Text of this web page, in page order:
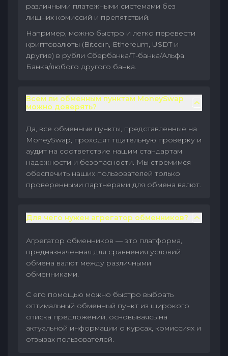
различными платежными системами без
лишних комиссий и препятствий.
Например, можно быстро и легко перевести
криптовалюты (Bitcoin, Ethereum, USDT и
другие) в рубли Сбербанка/Т-банка/Альфа
Банка/любого другого банка.
Всем ли обменным пунктам MoneySwap
можно доверять?
Да, все обменные пункты, представленные на
MoneySwap, проходят тщательную проверку и
аудит на соответствие нашим стандартам
надежности и безопасности. Мы стремимся
обеспечить наших пользователей только
проверенными партнерами для обмена валют.
Для чего нужен агрегатор обменников?
Агрегатор обменников — это платформа,
предназначенная для сравнения условий
обмена валют между различными
обменниками.
С его помощью можно быстро выбрать
оптимальный обменный пункт из широкого
списка предложений, основываясь на
актуальной информации о курсах, комиссиях и
отзывах пользователей.